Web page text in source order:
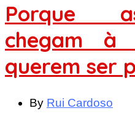
Porque
chegam à
querem ser
By Rui Cardoso